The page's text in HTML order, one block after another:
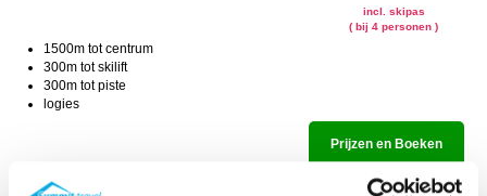
incl. skipas
( bij 4 personen )
1500m tot centrum
300m tot skilift
300m tot piste
logies
Prijzen en Boeken